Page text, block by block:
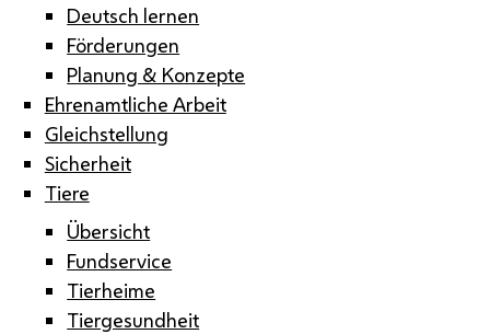
Deutsch lernen
Förderungen
Planung & Konzepte
Ehrenamtliche Arbeit
Gleichstellung
Sicherheit
Tiere
Übersicht
Fundservice
Tierheime
Tiergesundheit